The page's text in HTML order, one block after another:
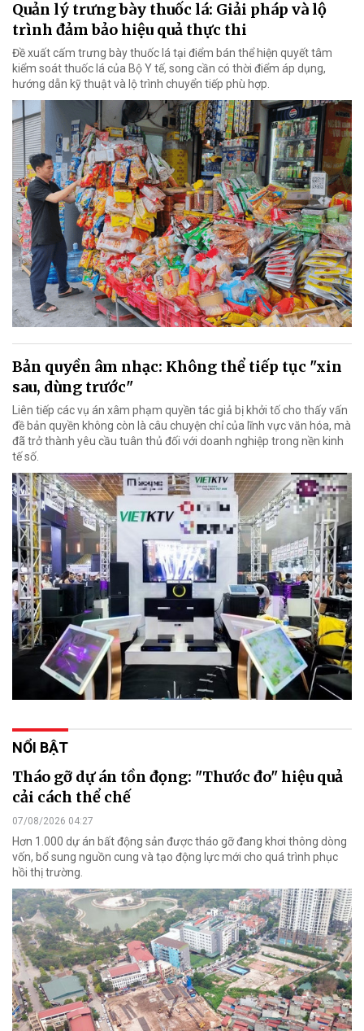
Quản lý trưng bày thuốc lá: Giải pháp và lộ
trình đảm bảo hiệu quả thực thi
Đề xuất cấm trưng bày thuốc lá tại điểm bán thể hiện quyết tâm
kiểm soát thuốc lá của Bộ Y tế, song cần có thời điểm áp dụng,
hướng dẫn kỹ thuật và lộ trình chuyển tiếp phù hợp.
Bản quyền âm nhạc: Không thể tiếp tục "xin
sau, dùng trước"
Liên tiếp các vụ án xâm phạm quyền tác giả bị khởi tố cho thấy vấn
đề bản quyền không còn là câu chuyện chỉ của lĩnh vực văn hóa, mà
đã trở thành yêu cầu tuân thủ đối với doanh nghiệp trong nền kinh
tế số.
NỔI BẬT
Tháo gỡ dự án tồn đọng: "Thước đo" hiệu quả
cải cách thể chế
07/08/2026 04:27
Hơn 1.000 dự án bất động sản được tháo gỡ đang khơi thông dòng
vốn, bổ sung nguồn cung và tạo động lực mới cho quá trình phục
hồi thị trường.